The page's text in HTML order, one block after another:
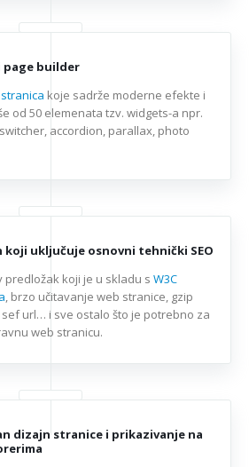
page builder
koje sadrže moderne efekte i
od 50 elemenata tzv. widgets-a npr.
accordion, parallax, photo
koji uključuje osnovni tehnički SEO
predložak koji je u skladu s W3C
, brzo učitavanje web stranice, gzip
url… i sve ostalo što je potrebno za
web stranicu.
dizajn stranice i prikazivanje na